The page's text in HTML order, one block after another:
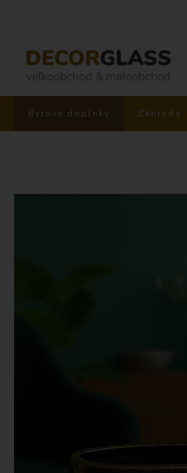
Bytové doplnky Záhrada